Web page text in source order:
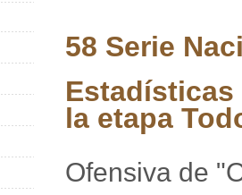
58 Serie
Estadísticas
la etapa
Ofensiva de